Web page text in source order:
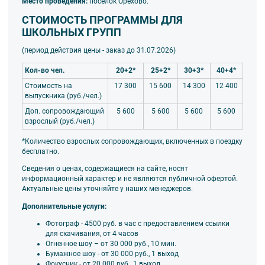
джея
призы для конкурсов
СТОИМОСТЬ ПРОГРАММЫ ДЛЯ
ШКОЛЬНЫХ ГРУПП
(период действия цены - заказ до 31.07.2026)
Кол-во чел. 20+2* 25+2* 30+3*
40+4*
Стоимость на
выпускника (руб./чел.)
17 300 15 600 14 300 12 400
Доп. сопровождающий
взрослый (руб./чел.)
5 600 5 600 5 600 5 600
*Количество взрослых сопровождающих, включенных в поездку
бесплатно.
Сведения о ценах, содержащиеся на сайте, носят
информационный характер и не являются публичной офертой.
Актуальные цены уточняйте у наших менеджеров.
Дополнительные услуги:
Фотограф - 4500 руб. в час с предоставлением ссылки
для скачивания, от 4 часов
Огненное шоу – от 30 000 руб., 10 мин.
Бумажное шоу - от 30 000 руб., 1 выход